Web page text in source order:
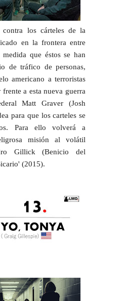
contra los cárteles de la
en la frontera entre
que éstos se han
de tráfico de personas,
americano a terroristas
a esta nueva guerra
Matt Graver (Josh
para que los carteles se
Para ello volverá a
misión al volátil
Gillick (Benicio del
(2015).